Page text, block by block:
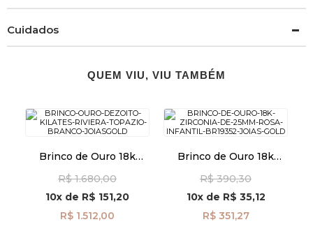
Cuidados
QUEM VIU, VIU TAMBÉM
Brinco de Ouro 18k
br27776
R$ 1.680,00
10x de R$ 151,20
R$ 1.512,00
Brinco de Ouro 18k
Infantil br19352
R$ 390,30
10xde R$ 35,12
R$ 351,27